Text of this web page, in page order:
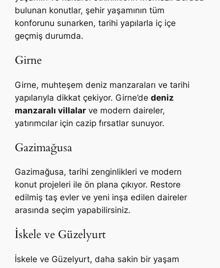
bulunan konutlar, şehir yaşamının tüm
konforunu sunarken, tarihi yapılarla iç içe
geçmiş durumda.
Girne
Girne, muhteşem deniz manzaraları ve tarihi
yapılarıyla dikkat çekiyor. Girne’dedeniz
manzaralı villalar ve modern daireler,
yatırımcılar için cazip fırsatlar sunuyor.
Gazimağusa
Gazimağusa, tarihi zenginlikleri ve modern
konut projeleri ile ön plana çıkıyor. Restore
edilmiş taş evler ve yeni inşa edilen daireler
arasında seçim yapabilirsiniz.
İskele ve Güzelyurt
İskele ve Güzelyurt, daha sakin bir yaşam